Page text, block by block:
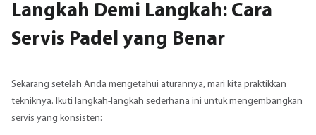
Langkah Demi Langkah: Cara
Servis Padel yang Benar
Sekarang setelah Anda mengetahui aturannya, mari kita praktikkan
tekniknya. Ikuti langkah-langkah sederhana ini untuk mengembangkan
servis yang konsisten: